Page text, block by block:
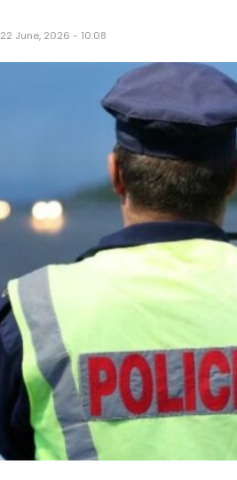
22 June, 2026 - 10:08